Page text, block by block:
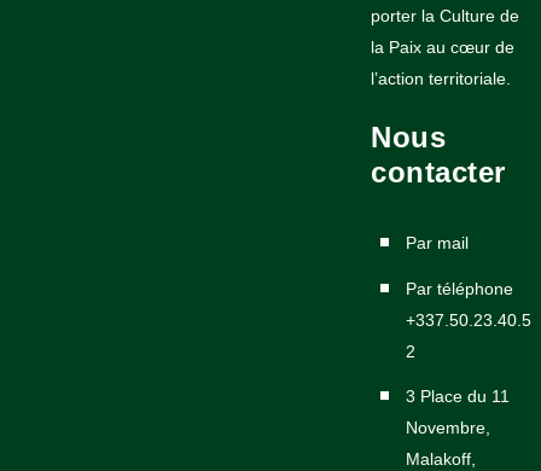
porter la Culture de
la Paix au cœur de
l’action territoriale.
Nous
contacter
Par mail
Par téléphone
+337.50.23.40.5
2
3 Place du 11
Novembre,
Malakoff,